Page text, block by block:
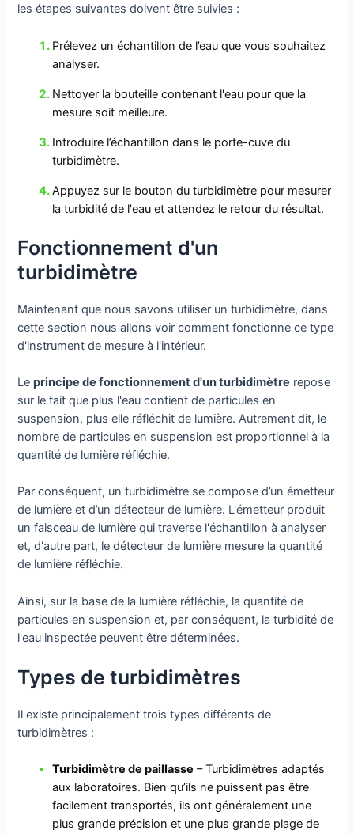
les étapes suivantes doivent être suivies :
Prélevez un échantillon de l’eau que vous souhaitez
analyser.
Nettoyer la bouteille contenant l'eau pour que la
mesure soit meilleure.
Introduire l’échantillon dans le porte-cuve du
turbidimètre.
Appuyez sur le bouton du turbidimètre pour mesurer
la turbidité de l'eau et attendez le retour du résultat.
Fonctionnement d'un
turbidimètre
Maintenant que nous savons utiliser un turbidimètre, dans
cette section nous allons voir comment fonctionne ce type
d'instrument de mesure à l'intérieur.
Leprincipe de fonctionnement d'un turbidimètre repose
sur le fait que plus l'eau contient de particules en
suspension, plus elle réfléchit de lumière. Autrement dit, le
nombre de particules en suspension est proportionnel à la
quantité de lumière réfléchie.
Par conséquent, un turbidimètre se compose d’un émetteur
de lumière et d’un détecteur de lumière. L'émetteur produit
un faisceau de lumière qui traverse l'échantillon à analyser
et, d'autre part, le détecteur de lumière mesure la quantité
de lumière réfléchie.
Ainsi, sur la base de la lumière réfléchie, la quantité de
particules en suspension et, par conséquent, la turbidité de
l'eau inspectée peuvent être déterminées.
Types de turbidimètres
Il existe principalement trois types différents de
turbidimètres :
Turbidimètre de paillasse – Turbidimètres adaptés
aux laboratoires. Bien qu’ils ne puissent pas être
facilement transportés, ils ont généralement une
plus grande précision et une plus grande plage de